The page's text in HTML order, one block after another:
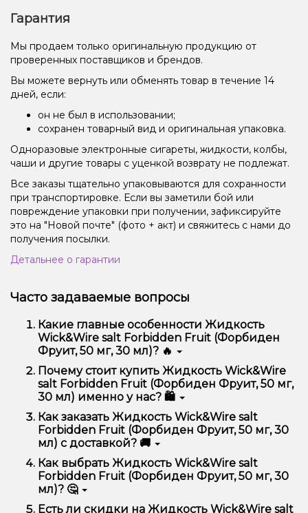
Гарантия
Мы продаем только оригинальную продукцию от
проверенных поставщиков и брендов.
Вы можете вернуть или обменять товар в течение 14
дней, если:
он не был в использовании;
сохранен товарный вид и оригинальная упаковка.
Одноразовые электронные сигареты, жидкости, колбы,
чаши и другие товары с уценкой возврату не подлежат.
Все заказы тщательно упаковываются для сохранности
при транспортировке. Если вы заметили бой или
повреждение упаковки при получении, зафиксируйте
это на "Новой почте" (фото + акт) и свяжитесь с нами до
получения посылки.
Детальнее о гарантии
Часто задаваемые вопросы
Какие главные особенности Жидкость
Wick&Wire salt Forbidden Fruit (Форбиден
Фруит, 50 мг, 30 мл)? 🔥
Жидкость Wick&Wire salt Forbidden Fruit
(Форбиден Фруит, 50 мг, 30 мл) отличается
высоким качеством, удобством использования и
надежностью.
Почему стоит купить Жидкость Wick&Wire
salt Forbidden Fruit (Форбиден Фруит, 50 мг,
30 мл) именно у нас? 🛍️
Мы предлагаем только оригинальную продукцию,
широкий ассортимент, выгодные цены и быструю
доставку. Кроме того, у нас регулярные акции и
скидки для клиентов!
Как заказать Жидкость Wick&Wire salt
Forbidden Fruit (Форбиден Фруит, 50 мг, 30
мл) с доставкой? 🚚
Оформить заказ можно в несколько кликов:
Добавьте Жидкость Wick&Wire salt Forbidden
Fruit (Форбиден Фруит, 50 мг, 30 мл) в
Как выбрать Жидкость Wick&Wire salt
Forbidden Fruit (Форбиден Фруит, 50 мг, 30
мл)? 🤔
Выбор зависит от ваших предпочтений – например,
Есть ли скидки на Жидкость Wick&Wire salt